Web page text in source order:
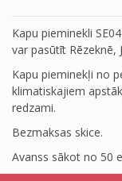
Kapu pieminekli
var pasūtīt Rēzeknē,
Kapu pieminekļi no
klimatiskajiem
redzami.
Bezmaksas skice.
Avanss sākot no 50